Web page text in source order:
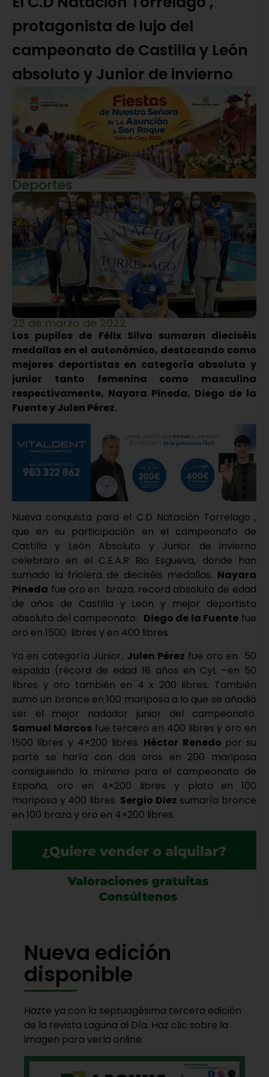
protagonista de lujo del
campeonato de Castilla y León
absoluto y Junior de invierno
Deportes
22 de marzo de 2022
Los pupilos de Félix Silva sumaron dieciséis
medallas en el autonómico, destacando como
mejores deportistas en categoría absoluta y
junior tanto femenina como masculina
respectivamente, Nayara Pineda, Diego de la
Fuente y Julen Pérez.
Nueva conquista para el C.D Natación Torrelago ,
que en su participación en el campeonato de
Castilla y León Absoluto y Junior de invierno
celebraro en el C.E.A.R Rio Esgueva, donde han
sumado la friolera de dieciséis medallas. Nayara
Pineda fue oro en braza, record absoluto de edad
de años de Castilla y León y mejor deportista
absoluta del campeonato. Diego de la Fuente fue
oro en 1500 libres y en 400 libres
Ya en categoría Junior, Julen Pérez fue oro en 50
espalda (récord de edad 18 años en CyL –en 50
libres y oro también en 4 x 200 libres. También
sumó un bronce en 100 mariposa a lo que se añadió
ser el mejor nadador junior del campeonato.
Samuel Marcosfue tercero en 400 libres y oro en
1500 libres y 4×200 libres. Héctor Renedo por su
parte se haría con dos oros en 200 mariposa
consiguiendo la mínima para el campeonato de
España, oro en 4×200 libres y plata en 100
mariposa y 400 libres. Sergio Diez sumaría bronce
en 100 braza y oro en 4×200 libres.
Nueva edición
disponible
Hazte ya con la septuagésima tercera edición
de la revista Laguna al Día. Haz clic sobre la
imagen para verla online.